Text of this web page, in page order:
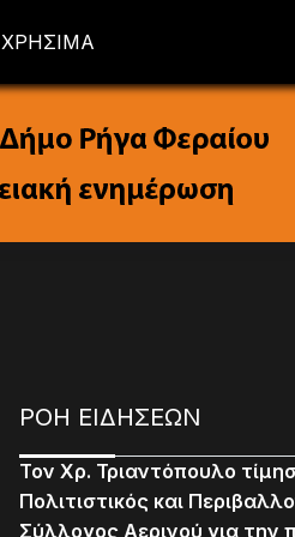
ΧΡΗΣΙΜΑ
ΡΟΗ ΕΙΔΗΣΕΩΝ
Τον Χρ. Τριαντόπουλο
Πολιτιστικός και
Σύλλογος Αερινού για την